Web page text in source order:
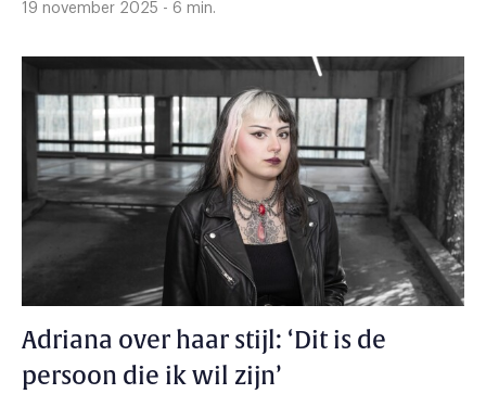
19 november 2025 - 6 min.
Adriana over haar stijl: ‘Dit is de
persoon die ik wil zijn’